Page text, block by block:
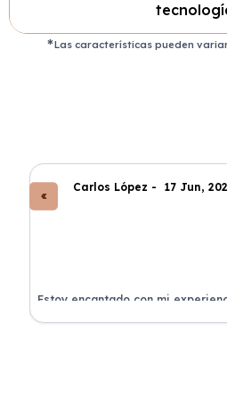
Las características pueden
Carlos López - 17 Jun,
Estoy encantado con mi
Renting. El coche llegó en